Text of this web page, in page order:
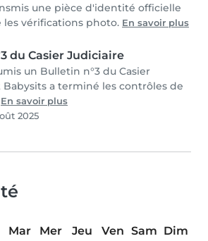
une pièce d'identité officielle
vérifications photo. En savoir plus
du Casier Judiciaire
un Bulletin n°3 du Casier
Babysits a terminé les contrôles de
En savoir plus
2025
Mar Mer Jeu Ven Sam Dim